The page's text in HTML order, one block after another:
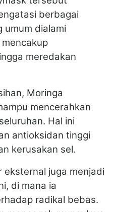
berbagai
umum dialami
meredakan
Moringa
mencerahkan
Hal ini
antioksidan tinggi
kerusakan sel.
juga menjadi
di mana ia
radikal bebas.